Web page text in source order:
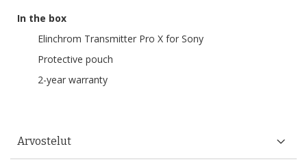
In the box
Elinchrom Transmitter Pro X for Sony
Protective pouch
2-year warranty
Arvostelut